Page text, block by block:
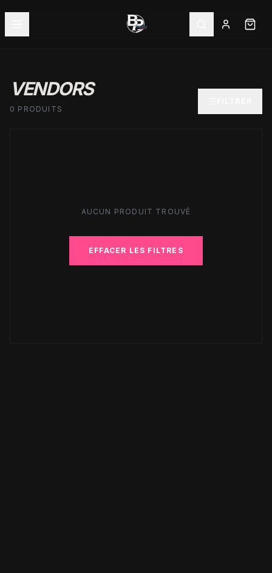
VENDORS
0 PRODUITS
AUCUN PRODUIT TROUVÉ
EFFACER LES FILTRES